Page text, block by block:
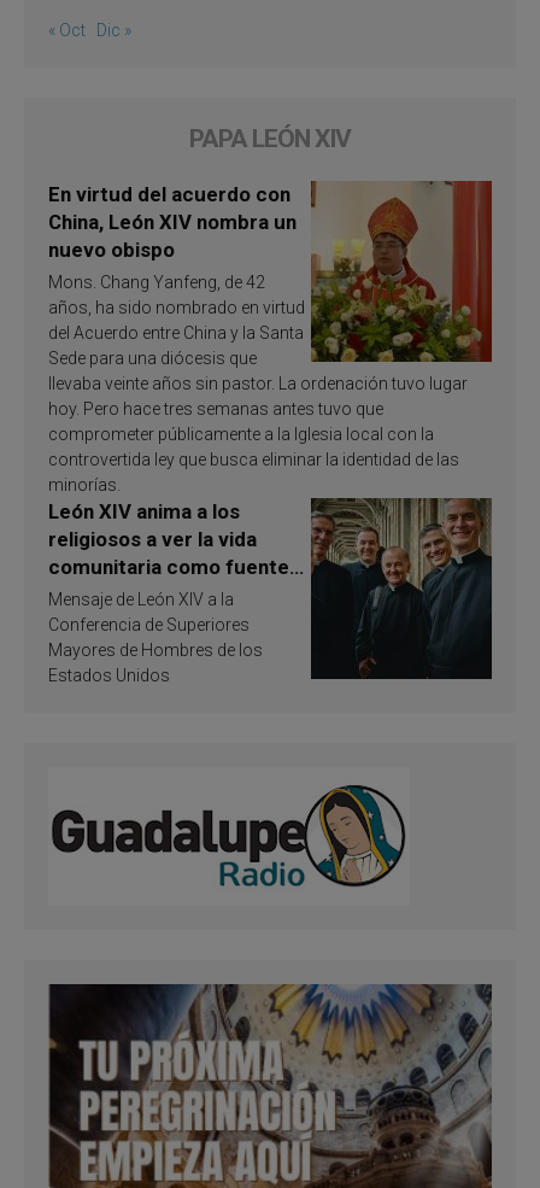
« Oct Dic »
PAPA LEÓN XIV
En virtud del acuerdo con
China, León XIV nombra un
nuevo obispo
Mons. Chang Yanfeng, de 42
años, ha sido nombrado en virtud
del Acuerdo entre China y la Santa
Sede para una diócesis que
llevaba veinte años sin pastor. La ordenación tuvo lugar
hoy. Pero hace tres semanas antes tuvo que
comprometer públicamente a la Iglesia local con la
controvertida ley que busca eliminar la identidad de las
minorías.
León XIV anima a los
religiosos a ver la vida
comunitaria como fuente
de inspiración y
santificación
Mensaje de León XIV a la
Conferencia de Superiores
Mayores de Hombres de los
Estados Unidos